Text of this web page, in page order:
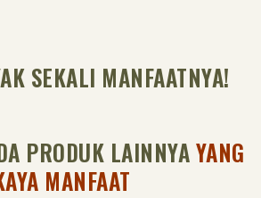
SEKALI MANFAATNYA!
PRODUK LAINNYAYANG
MANFAAT